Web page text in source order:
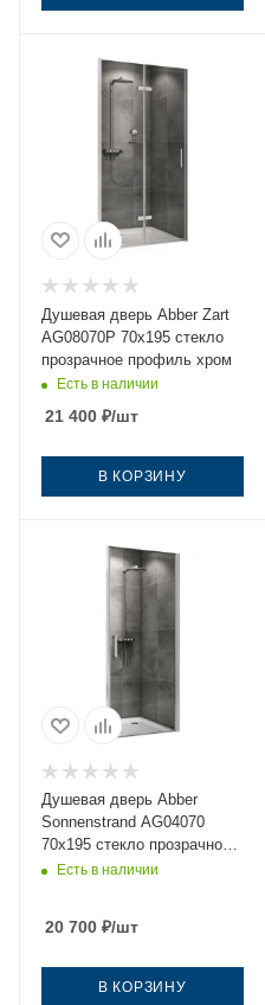
Душевая дверь Abber Zart
AG08070P 70х195 стекло
прозрачное профиль хром
Есть в наличии
21 400 ₽/шт
В КОРЗИНУ
Душевая дверь Abber
Sonnenstrand AG04070
70х195 стекло прозрачное
профиль хром
Есть в наличии
20 700 ₽/шт
В КОРЗИНУ